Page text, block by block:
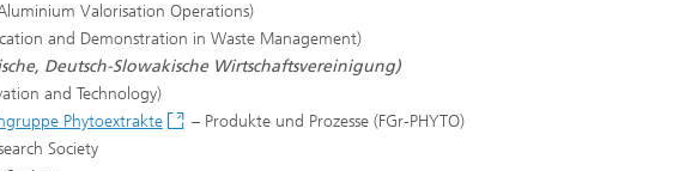
Valorisation Operations)
and Demonstration in Waste Management)
Deutsch-Slowakische Wirtschaftsvereinigung)
and Technology)
Phytoextrakte
– Produkte und Prozesse (FGr-PHYTO)
Society